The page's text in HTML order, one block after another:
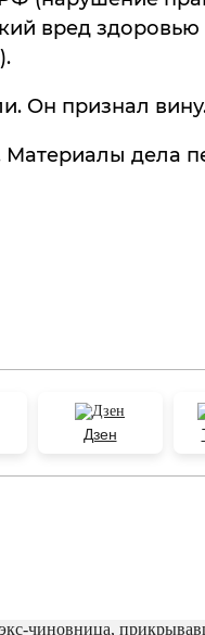
вред здоровью
Он признал
Материалы дела
Дзен